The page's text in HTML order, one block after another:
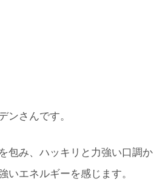
ンさんです。
包み、ハッキリと力強い口調か
いエネルギーを感じます。